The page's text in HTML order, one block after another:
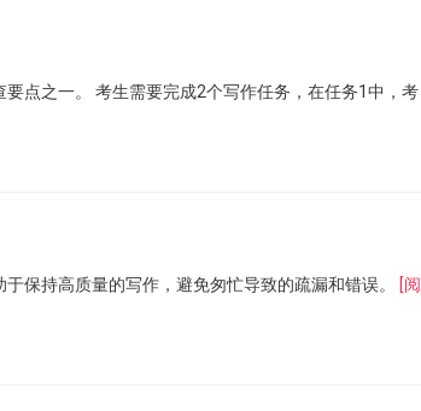
点之一。 考生需要完成2个写作任务，在任务1中，考
保持高质量的写作，避免匆忙导致的疏漏和错误。
[阅